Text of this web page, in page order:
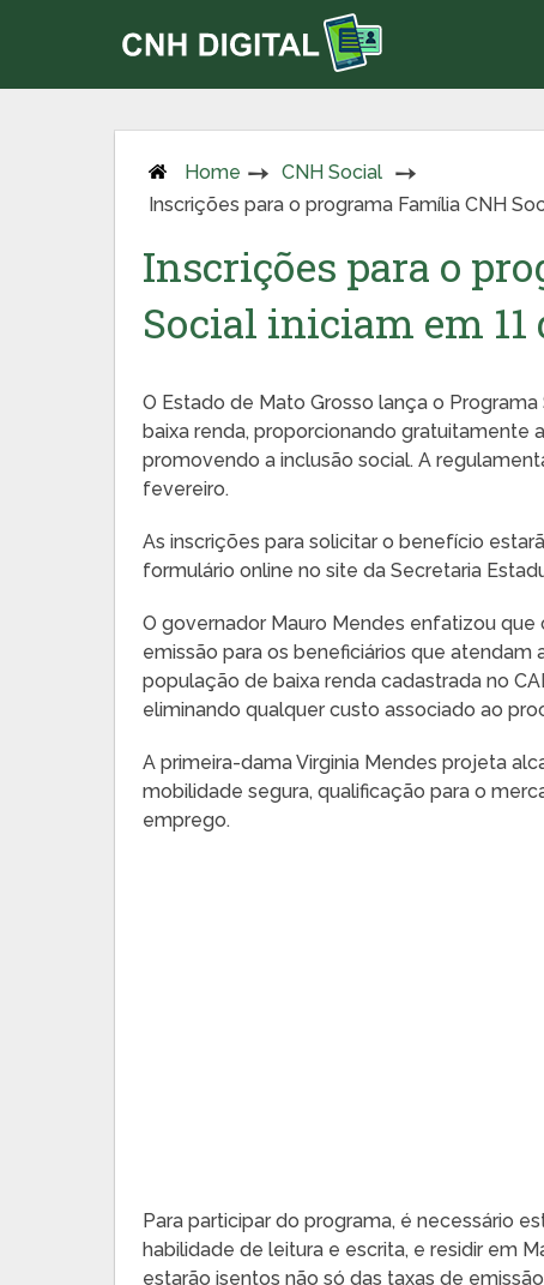
Home
CNH Social
Inscrições para o programa Família CNH
Inscrições para o
Social iniciam em 11
O Estado de Mato Grosso lança o
baixa renda, proporcionando gratuitamente
promovendo a inclusão social. A
fevereiro.
As inscrições para solicitar o benefício
formulário online no site da Secretaria
O governador Mauro Mendes enfatizou
emissão para os beneficiários que
população de baixa renda cadastrada no
eliminando qualquer custo associado ao
A primeira-dama Virginia Mendes projeta
mobilidade segura, qualificação para o
emprego.
Para participar do programa, é necessário
habilidade de leitura e escrita, e residir em
estarão isentos não só das taxas de